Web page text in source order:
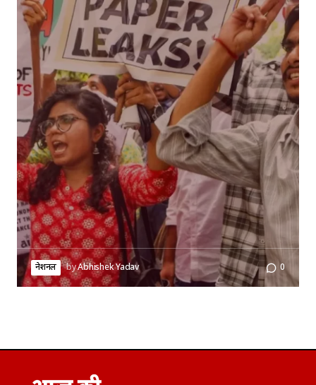
नेशनल byAbhishek Yadav 0